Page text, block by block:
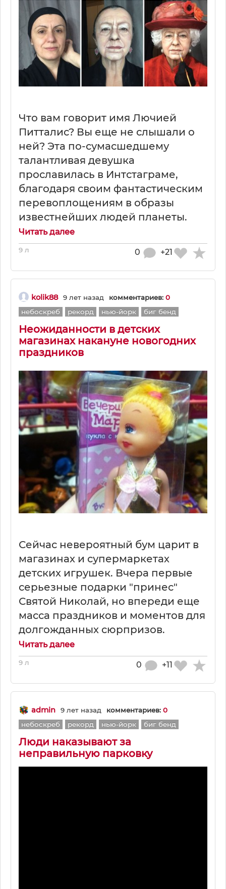
Что вам говорит имя Лючией
Питталис? Вы еще не слышали о
ней? Эта по-сумасшедшему
талантливая девушка
прославилась в Интстаграме,
благодаря своим фантастическим
перевоплощениям в образы
известнейших людей планеты.
Читать далее
9 л +21
0
kolik88 9 лет назад комментариев: 0
небоскреб
рекорд нью-йорк биг бенд
Неожиданности в детских
магазинах накануне новогодних
праздников
Сейчас невероятный бум царит в
магазинах и супермаркетах
детских игрушек. Вчера первые
серьезные подарки "принес"
Святой Николай, но впереди еще
масса праздников и моментов для
долгожданных сюрпризов.
Читать далее
9 л +11
0
admin 9 лет назад комментариев: 0
небоскреб
рекорд нью-йорк биг бенд
Люди наказывают за
неправильную парковку